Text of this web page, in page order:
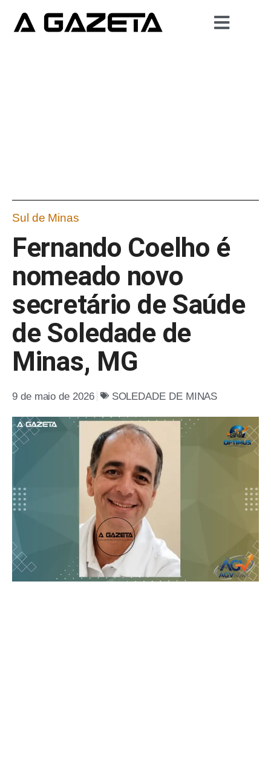
Sul de Minas
Fernando Coelho é
nomeado novo
secretário de Saúde
de Soledade de
Minas, MG
9 de maio de 2026 SOLEDADE DE MINAS